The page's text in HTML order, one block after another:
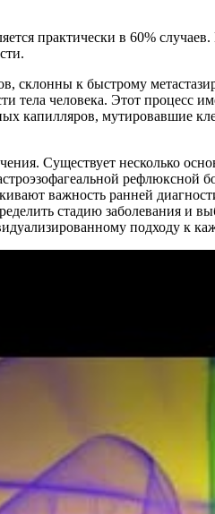
практически в 60%
склонны к быстрому
тела человека. Этот процесс
капилляров, мутировавшие
Существует несколько
рефлюксной
важность ранней
стадию заболевания и
подходу к